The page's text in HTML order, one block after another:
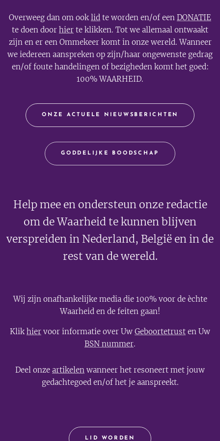
Overweeg dan om ooklid te worden en/of een DONATIE
te doen door hier te klikken. Tot we allemaal ontwaakt
zijn en er een Ommekeer komt in onze wereld. Wanneer
we iedereen aanspreken op zijn/haar ongewenste gedrag
en/of foute handelingen of bezigheden komt het goed:
100% WAARHEID.
ONZE ACTUELE NIEUWSBERICHTEN
GODDELIJKE BOODSCHAP
Help mee en ondersteun onze redactie
om de Waarheid te kunnen blijven
verspreiden in Nederland, België en in de
rest van de wereld.
Wij zijn onafhankelijke media die 100% voor de èchte
Waarheid en de feiten gaan!
Klikhier voor informatie over Uw Geboortetrust en Uw
BSN nummer.
Deel onze artikelen wanneer het resoneert met jouw
gedachtegoed en/of het je aanspreekt.
LID WORDEN